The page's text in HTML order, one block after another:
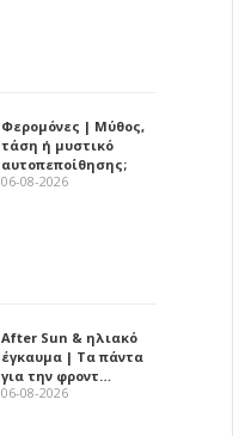
Φερομόνες | Μύθος,
τάση ή μυστικό
αυτοπεποίθησης;
06-08-2026
After Sun & ηλιακό
έγκαυμα | Τα πάντα
για την φροντ…
06-08-2026